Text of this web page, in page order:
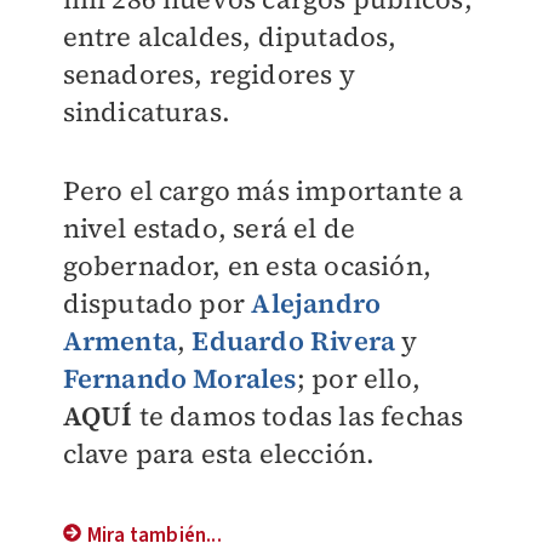
entre alcaldes, diputados,
senadores, regidores y
sindicaturas.
Pero el cargo más importante a
nivel estado, será el de
gobernador, en esta ocasión,
disputado porAlejandro
Armenta,Eduardo Riveray
Fernando Morales; por ello,
AQUÍ te damos todas las fechas
clave para esta elección.
Mira también...